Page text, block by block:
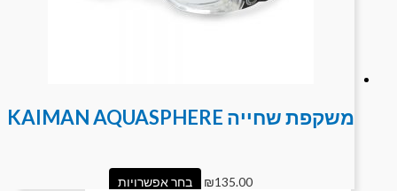
משקפת שחייה KAIMAN AQUASPHERE
₪135.00 בחר אפשרויות